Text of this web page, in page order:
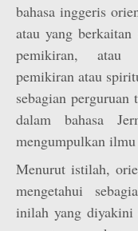
bahasa inggeris
atau yang
pemikiran, atau
pemikiran atau
sebagian
dalam bahasa
mengumpulkan ilmu
Menurut istilah,
mengetahui
inilah yang diyakini